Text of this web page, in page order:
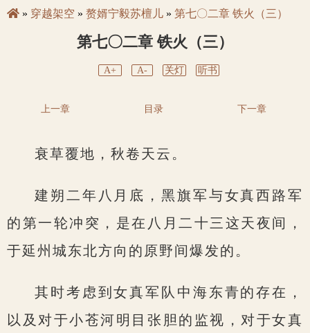
» 穿越架空 » 赘婿宁毅苏檀儿 » 第七〇二章 铁火（三）
第七〇二章 铁火（三）
A+ A- 关灯 听书
上一章 目录 下一章
衰草覆地，秋卷天云。
建朔二年八月底，黑旗军与女真西路军
的第一轮冲突，是在八月二十三这天夜间，
于延州城东北方向的原野间爆发的。
其时考虑到女真军队中海东青的存在，
以及对于小苍河明目张胆的监视，对于女真